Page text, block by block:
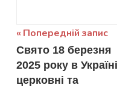
Навігація
записів
Попередній запис
Свято 18 березня
2025 року в
церковні та